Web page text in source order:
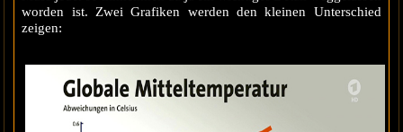
worden ist. Zwei Grafiken werden den kleinen Unterschied
zeigen: